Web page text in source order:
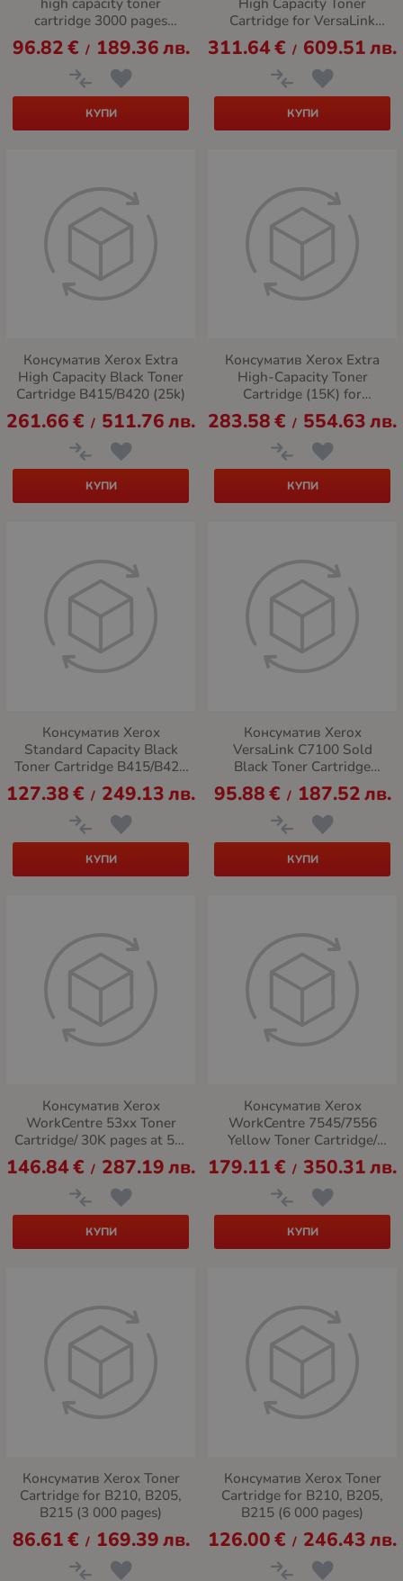
cartridge 3000 pages
C230/C235
96.82€ / 189.36лв.
КУПИ
Cartridge for VersaLink
B400/B405, Black
311.64€ / 609.51лв.
КУПИ
Консуматив Xerox Extra
High Capacity Black Toner
Cartridge B415/B420 (25k)
261.66€ / 511.76лв.
КУПИ
Консуматив Xerox Extra
High-Capacity Toner
Cartridge (15K) for
WorkCentre 3335/3345
283.58€ / 554.63лв.
КУПИ
Консуматив Xerox
Standard Capacity Black
Toner Cartridge B415/B420
(6K)
127.38€ / 249.13лв.
КУПИ
Консуматив Xerox
VersaLink C7100 Sold
Black Toner Cartridge
(31,300 pages)
95.88€ / 187.52лв.
КУПИ
Консуматив Xerox
WorkCentre 53xx Toner
Cartridge/ 30K pages at 5%
coverage
146.84€ / 287.19лв.
КУПИ
Консуматив Xerox
WorkCentre 7545/7556
Yellow Toner Cartridge/
15K at 5% coverage
179.11€ / 350.31лв.
КУПИ
Консуматив Xerox Toner
Cartridge for B210, B205,
B215 (3 000 pages)
86.61€ / 169.39лв.
Консуматив Xerox Toner
Cartridge for B210, B205,
B215 (6 000 pages)
126.00€ / 246.43лв.